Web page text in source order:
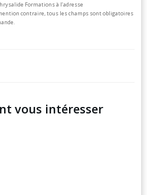
Formations à l’adresse
contraire, tous les champs sont obligatoires
vous intéresser